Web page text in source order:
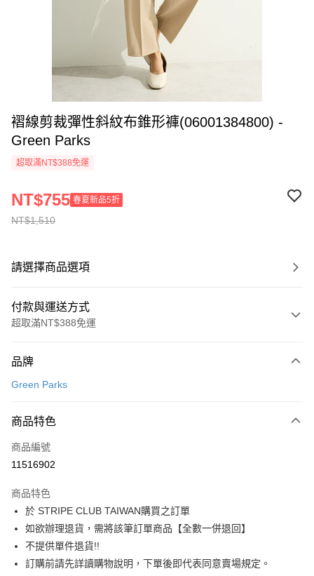
褶線剪裁彈性斜紋布錐形褲(06001384800) -
Green Parks
超取滿NT$388免運
NT$1,510
NT$755 春夏新品5折
請選擇商品選項
付款與運送方式
超取滿NT$388免運
信用卡一次付款
3 期 0 利率 每期
合作金庫商業銀行
上海商業儲蓄銀行
臺灣中小企業銀行
匯豐（台灣）商業銀行
華泰商業銀行
聯邦商業銀行
遠東國際商業銀行
元大商業銀行
玉山商業銀行
星展（台灣）商業銀行
超商取貨付款
LINE Pay
Apple Pay
街口支付
悠遊付
品牌
Green Parks
商品特色
商品編號
11516902
商品特色
於 STRIPE CLUB TAIWAN購買之訂單
如欲辦理退貨，需將該筆訂單商品【全數一併退回】
不提供單件退貨!!
訂購前請先詳讀購物說明，下單後即代表同意賣場規定。